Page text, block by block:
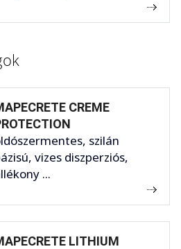
CREME
szilán
vizes diszperziós,
...
LITHIUM